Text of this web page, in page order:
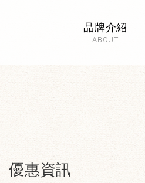
品牌介紹
ABOUT
優惠資訊